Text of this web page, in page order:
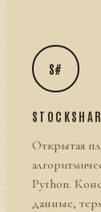
S#
Открытая
Python.
данные,